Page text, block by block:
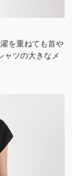
を重ねても首や
ャツの大きなメ